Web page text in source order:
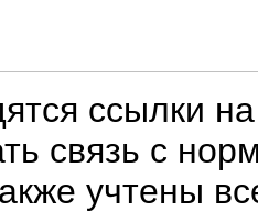
ссылки
связь с
учтены